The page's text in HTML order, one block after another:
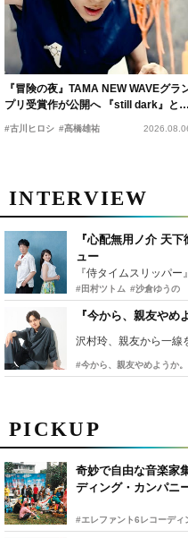
PICKUP
奇妙で自由な音楽家
ディング・カンパニ
#エレファント6レコーディ
『冒険の夜』TAMA NEW WAVEグラ
プリ受賞作が公開へ 『still dark』と同
時上映決定
#古川ヒロシ #髙橋雄祐
INTERVIEW
『心配無用ノ介 天
ュー
#田村ツトム #沙倉ゆうの
『今から、親友や
沢村玲、親友から一
#今から、親友やめようか。